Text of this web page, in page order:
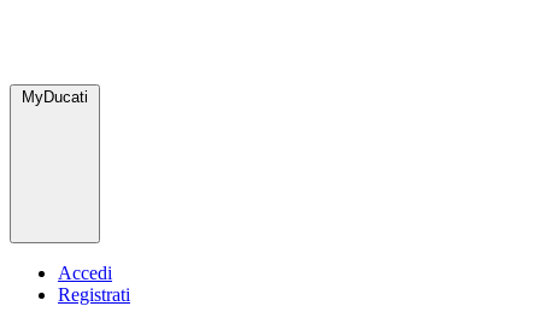
MyDucati
Accedi
Registrati